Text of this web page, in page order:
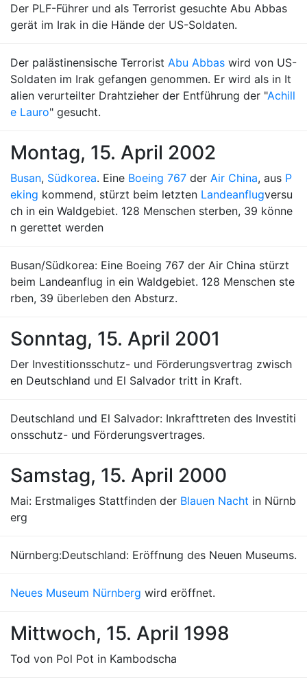
Der PLF-Führer und als Terrorist gesuchte Abu Abbas
gerät im Irak in die Hände der US-Soldaten.
Der palästinensische Terrorist Abu Abbas wird von US-
Soldaten im Irak gefangen genommen. Er wird als in It
alien verurteilter Drahtzieher der Entführung der "Achill
e Lauro" gesucht.
Montag, 15. April 2002
Busan, Südkorea. Eine Boeing 767 der Air China, aus P
eking kommend, stürzt beim letzten Landeanflugversu
ch in ein Waldgebiet. 128 Menschen sterben, 39 könne
n gerettet werden
Busan/Südkorea: Eine Boeing 767 der Air China stürzt
beim Landeanflug in ein Waldgebiet. 128 Menschen ste
rben, 39 überleben den Absturz.
Sonntag, 15. April 2001
Der Investitionsschutz- und Förderungsvertrag zwisch
en Deutschland und El Salvador tritt in Kraft.
Deutschland und El Salvador: Inkrafttreten des Investiti
onsschutz- und Förderungsvertrages.
Samstag, 15. April 2000
Mai: Erstmaliges Stattfinden der Blauen Nacht in Nürnb
erg
Nürnberg:Deutschland: Eröffnung des Neuen Museums.
Neues Museum Nürnberg wird eröffnet.
Mittwoch, 15. April 1998
Tod von Pol Pot in Kambodscha